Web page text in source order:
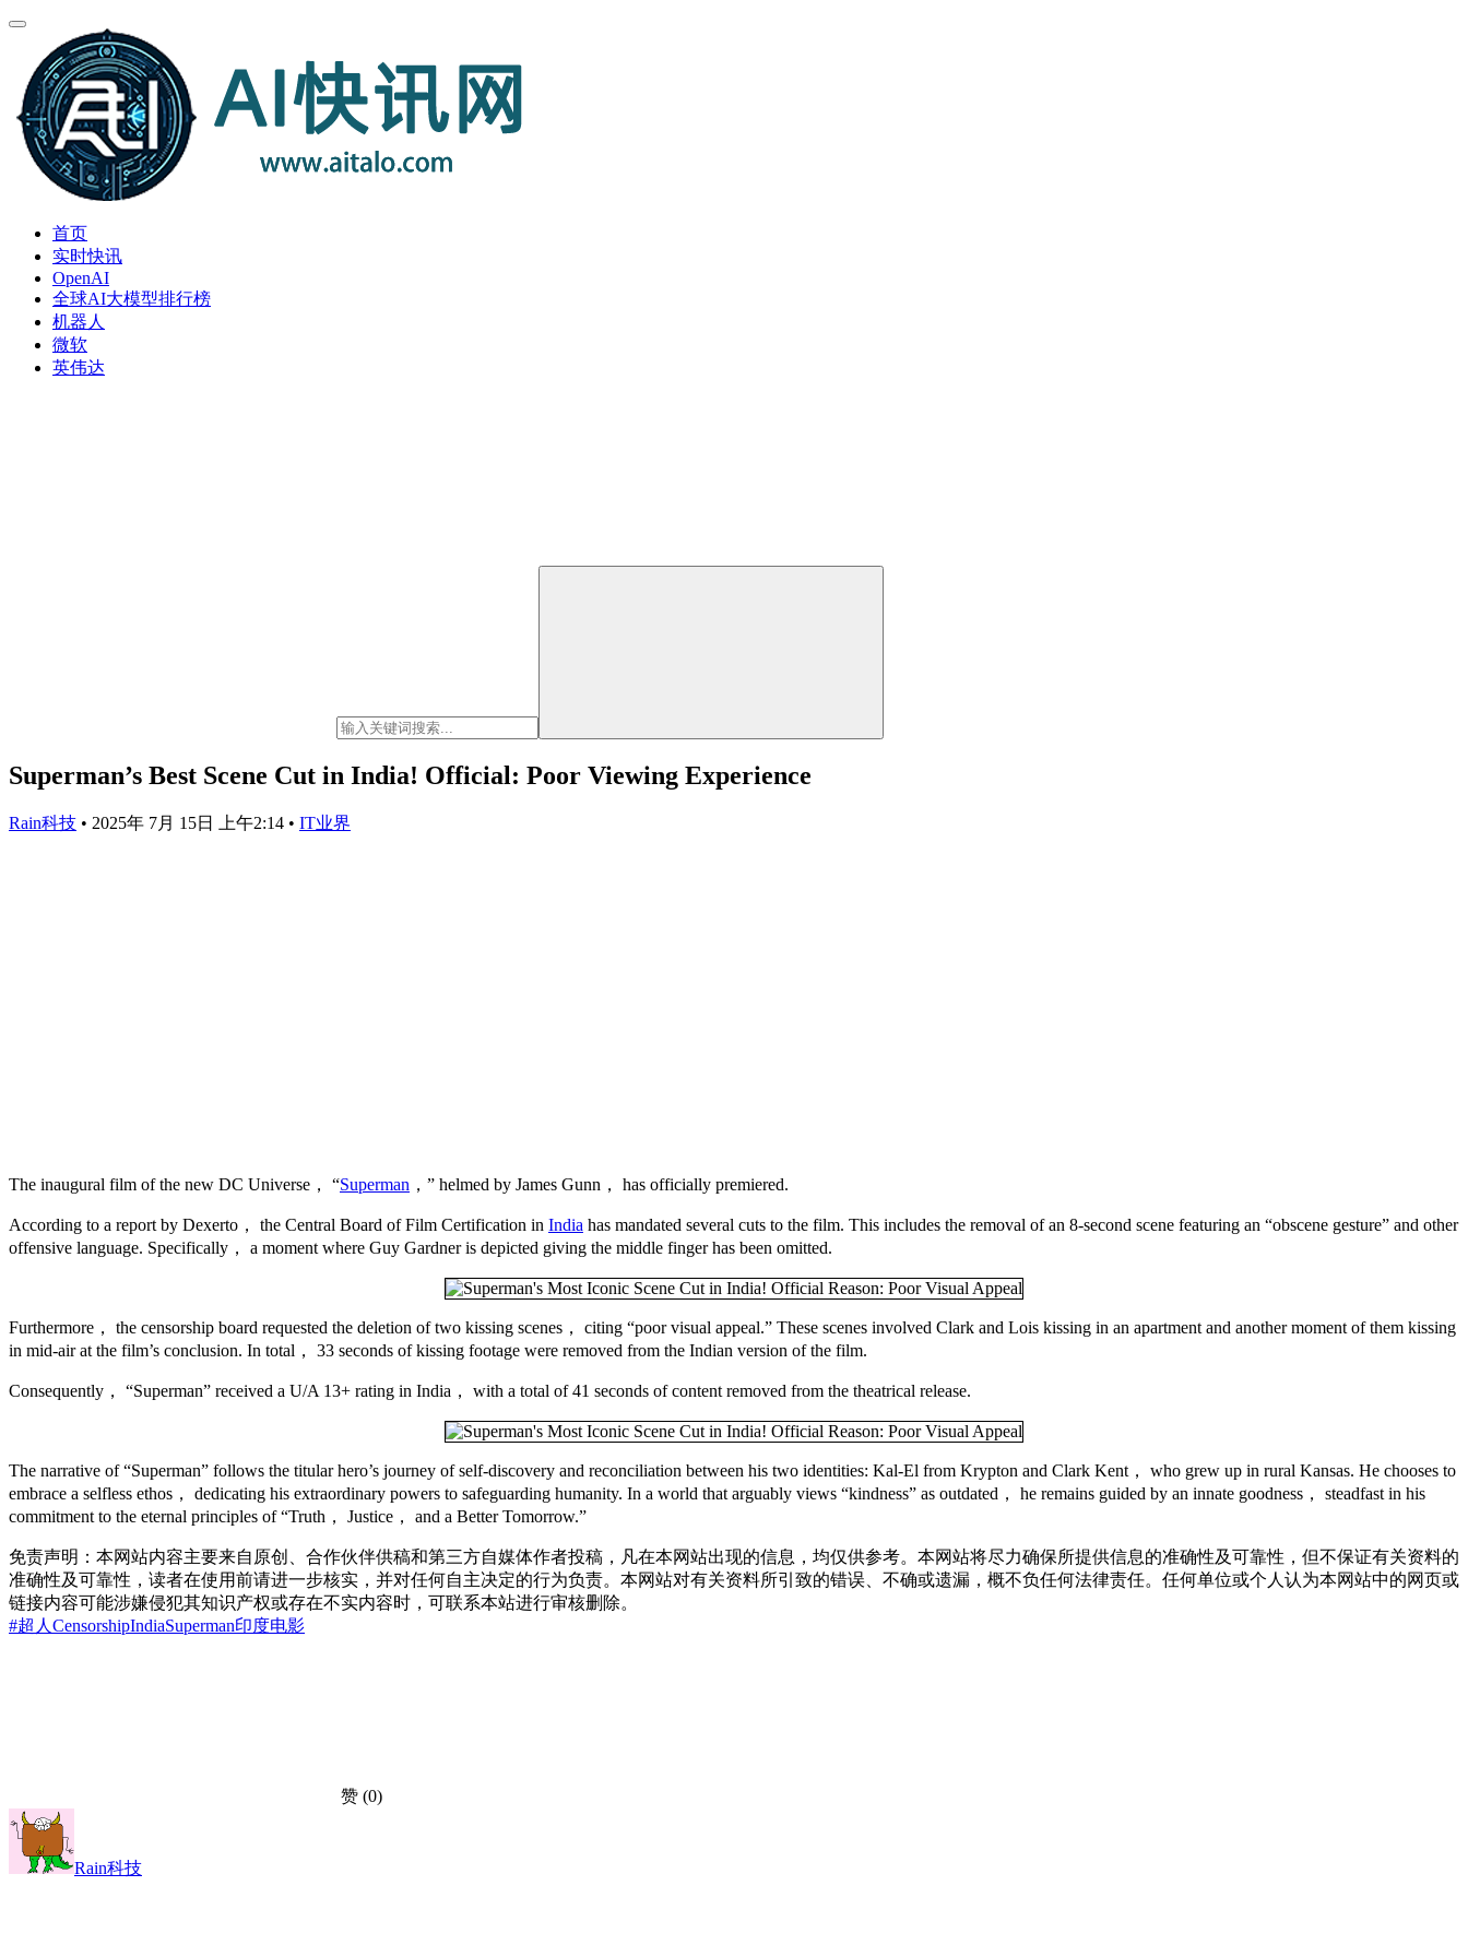
首页
实时快讯
OpenAI
全球AI大模型排行榜
机器人
微软
英伟达
Superman’s Best Scene Cut in India! Official: Poor Viewing Experience
Rain科技 • 2025年 7月 15日 上午2:14 • IT业界
The inaugural film of the new DC Universe， “Superman ，” helmed by James Gunn， has officially premiered.
According to a report by Dexerto， the Central Board of Film Certification in India has mandated several cuts to the film. This includes the removal of an 8-second scene featuring an “obscene gesture” and other
offensive language. Specifically， a moment where Guy Gardner is depicted giving the middle finger has been omitted.
Furthermore， the censorship board requested the deletion of two kissing scenes， citing “poor visual appeal.” These scenes involved Clark and Lois kissing in an apartment and another moment of them kissing
in mid-air at the film’s conclusion. In total， 33 seconds of kissing footage were removed from the Indian version of the film.
Consequently， “Superman” received a U/A 13+ rating in India， with a total of 41 seconds of content removed from the theatrical release.
The narrative of “Superman” follows the titular hero’s journey of self-discovery and reconciliation between his two identities: Kal-El from Krypton and Clark Kent， who grew up in rural Kansas. He chooses to
embrace a selfless ethos， dedicating his extraordinary powers to safeguarding humanity. In a world that arguably views “kindness” as outdated， he remains guided by an innate goodness， steadfast in his
commitment to the eternal principles of “Truth， Justice， and a Better Tomorrow.”
免责声明：本网站内容主要来自原创、合作伙伴供稿和第三方自媒体作者投稿，凡在本网站出现的信息，均仅供参考。本网站将尽力确保所提供信息的准确性及可靠性，但不保证有关资料的
准确性及可靠性，读者在使用前请进一步核实，并对任何自主决定的行为负责。本网站对有关资料所引致的错误、不确或遗漏，概不负任何法律责任。任何单位或个人认为本网站中的网页或
链接内容可能涉嫌侵犯其知识产权或存在不实内容时，可联系本站进行审核删除。
#超人 CensorshipIndiaSuperman印度电影
赞 (0)
Rain科技